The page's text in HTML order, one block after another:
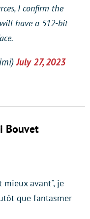
I confirm the
have a 512-bit
July 27, 2023
Bouvet
mieux avant", je
que fantasmer